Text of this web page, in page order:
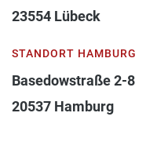
23554 Lübeck
STANDORT HAMBURG
Basedowstraße 2-8
20537 Hamburg